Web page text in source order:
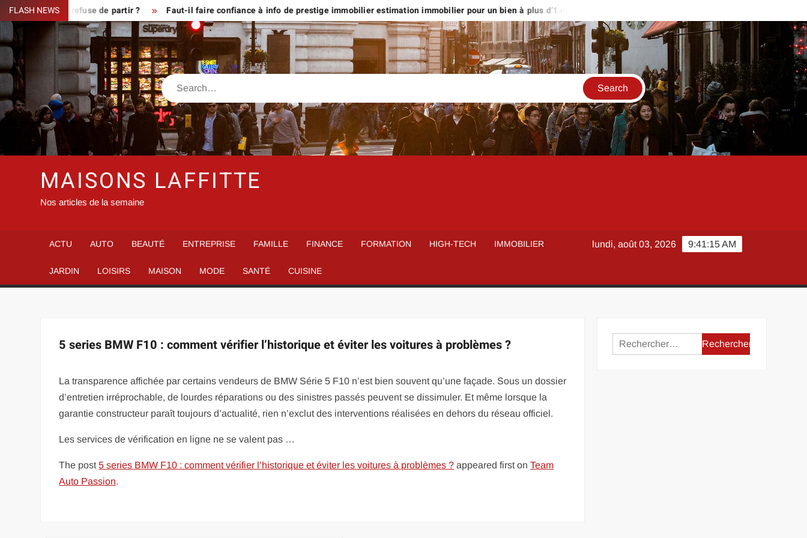
Skip
to
content
FLASH NEWS
le fermier refuse de partir ? Faut-il faire confiance à info de prestige immobilier estimation immobilier pour un bien à plus d’1 million d’euros ?
Search
MAISONS LAFFITTE
Nos articles de la semaine
ACTU AUTO BEAUTÉ ENTREPRISE FAMILLE FINANCE FORMATION HIGH-TECH IMMOBILIER
JARDIN LOISIRS MAISON MODE SANTÉ CUISINE
9:41:15 AM
lundi, août 03, 2026
5 series BMW F10 : comment vérifier l’historique et éviter les voitures à problèmes ?
La transparence affichée par certains vendeurs de BMW Série 5 F10 n’est bien souvent qu’une façade. Sous un dossier
d’entretien irréprochable, de lourdes réparations ou des sinistres passés peuvent se dissimuler. Et même lorsque la
garantie constructeur paraît toujours d’actualité, rien n’exclut des interventions réalisées en dehors du réseau officiel.
Les services de vérification en ligne ne se valent pas …
The post5 series BMW F10 : comment vérifier l’historique et éviter les voitures à problèmes ? appeared first onTeam
Auto Passion.
Rechercher :